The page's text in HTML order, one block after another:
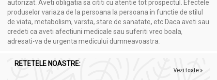
lămâie oferă un plus de energie naturală și vitalitate.
Indicații:
Probleme digestive (balonare, greață)
Sistem imunitar slăbit
Răceli și simptome asociate
autorizat. Aveti obligatia sa cititi cu atentie tot prospectul. Efectele
produselor variaza de la persoana la persoana in functie de stilul
de viata, metabolism, varsta, stare de sanatate, etc Daca aveti sau
credeti ca aveti afectiuni medicale sau suferiti vreo boala,
adresati-va de urgenta medicului dumneavoastra.
RETETELE NOASTRE:
Vezi toate »